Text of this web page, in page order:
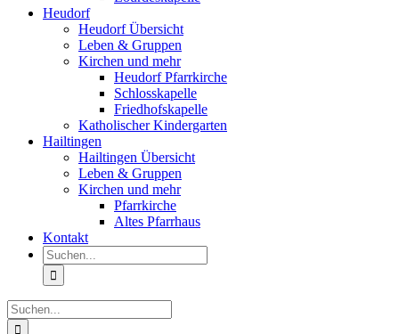
Heudorf
Heudorf Übersicht
Leben & Gruppen
Kirchen und mehr
Heudorf Pfarrkirche
Schlosskapelle
Friedhofskapelle
Katholischer Kindergarten
Hailtingen
Hailtingen Übersicht
Leben & Gruppen
Kirchen und mehr
Pfarrkirche
Altes Pfarrhaus
Kontakt
Suche
nach:
Suche
nach: